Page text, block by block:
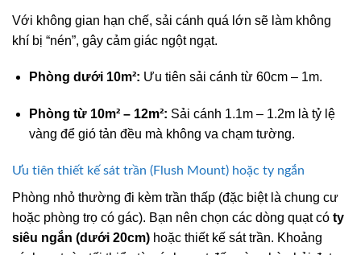
Với không gian hạn chế, sải cánh quá lớn sẽ làm không
khí bị “nén”, gây cảm giác ngột ngạt.
Phòng dưới 10m²: Ưu tiên sải cánh từ 60cm – 1m.
Phòng từ 10m² – 12m²: Sải cánh 1.1m – 1.2m là tỷ lệ
vàng để gió tản đều mà không va chạm tường.
Ưu tiên thiết kế sát trần (Flush Mount) hoặc ty ngắn
Phòng nhỏ thường đi kèm trần thấp (đặc biệt là chung cư
hoặc phòng trọ có gác). Bạn nên chọn các dòng quạt có ty
siêu ngắn (dưới 20cm) hoặc thiết kế sát trần. Khoảng